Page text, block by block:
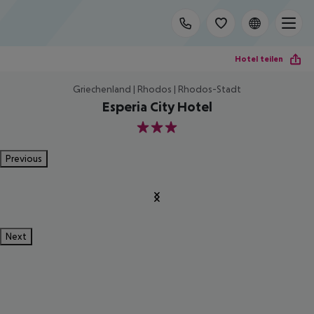
Hotel teilen
Griechenland | Rhodos | Rhodos-Stadt
Esperia City Hotel
3
Previous
Next